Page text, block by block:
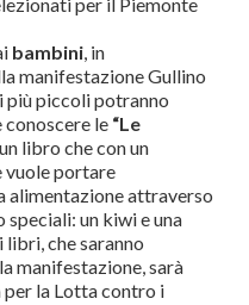
bambini, in
manifestazione Gullino
più piccoli potranno
le “Le
libro che con un
vuole portare
alimentazione attraverso
speciali: un kiwi e una
che saranno
manifestazione, sarà
per la Lotta contro i